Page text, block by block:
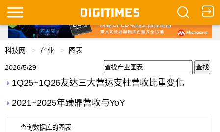
科技网 产业 图表
2026/5/29
1Q25~1Q26友达三大营运支柱营收比重变化
2021~2025年臻鼎营收与YoY
查询数据库的图表